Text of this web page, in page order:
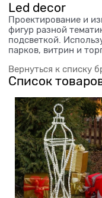
Led decor
Проектирование и
фигур разной
подсветкой.
парков, витрин и
Вернуться к списку
Список